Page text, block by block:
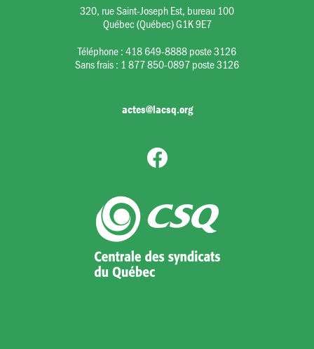
320, rue Saint-Joseph Est, bureau 100
Québec (Québec) G1K 9E7
Téléphone :418 649-8888 poste 3126
Sans frais : 1 877 850-0897 poste 3126
actes@lacsq.org